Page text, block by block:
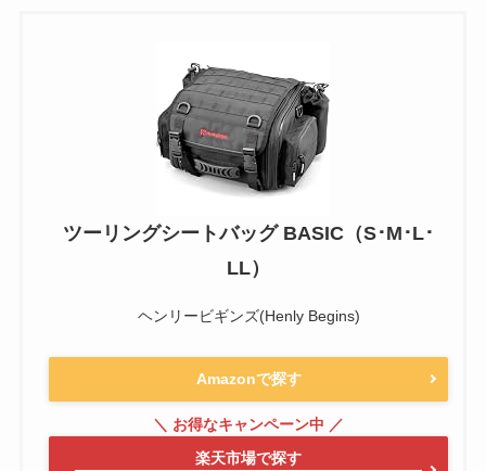
ツーリングシートバッグ BASIC（S･M･L･
LL）
ヘンリービギンズ(Henly Begins)
Amazonで探す
楽天市場で探す